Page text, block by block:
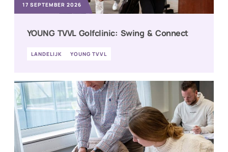
17 SEPTEMBER 2026
YOUNG TVVL Golfclinic: Swing & Connect
LANDELIJK YOUNG TVVL